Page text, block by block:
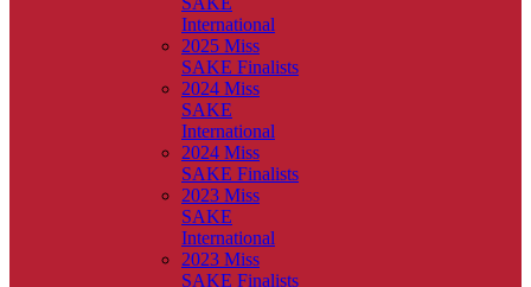
International
2025 Miss
SAKE Finalists
2024 Miss
SAKE
International
2024 Miss
SAKE Finalists
2023 Miss
SAKE
International
2023 Miss
SAKE Finalists